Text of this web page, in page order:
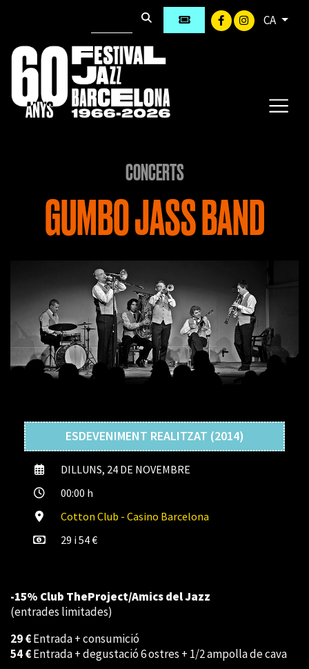
CA
CONCERTS
GUMBO JASS BAND
ESDEVENIMENT REALITZAT (2014)
DILLUNS, 24 DE NOVEMBRE
00:00 h
Cotton Club - Casino Barcelona
29 i 54 €
-15% Club TheProject/Amics del Jazz
(entrades limitades)
29 €Entrada + consumició
54 €Entrada + degustació 6 ostres + 1/2 ampolla de cava